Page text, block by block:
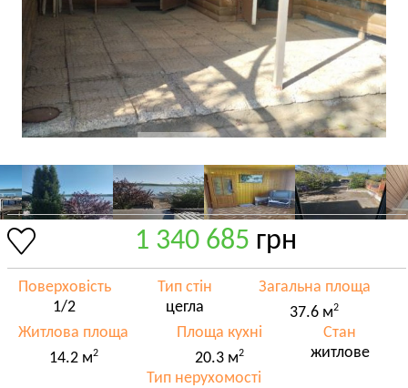
1 340 685 грн
Поверховість
1/2
Тип стін
цегла
Загальна площа
37.6 м2
Житлова площа
14.2 м2
Площа кухні
20.3 м2
Стан
житлове
Тип нерухомості